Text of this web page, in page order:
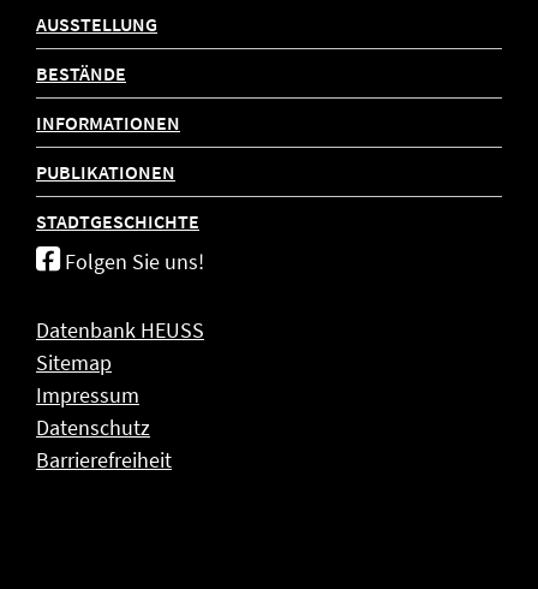
AUSSTELLUNG
BESTÄNDE
INFORMATIONEN
PUBLIKATIONEN
STADTGESCHICHTE
Folgen Sie uns!
Datenbank HEUSS
Sitemap
Impressum
Datenschutz
Barrierefreiheit